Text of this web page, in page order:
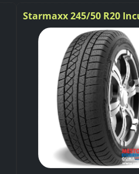
Starmaxx 245/50 R20
Winter W870 102V